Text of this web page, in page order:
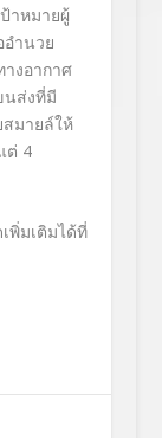
าหมายผู้
ำนวย
งอากาศ
นส่งที่มี
มายล์ให้
ต่ 4
พิ่มเติมได้ที่